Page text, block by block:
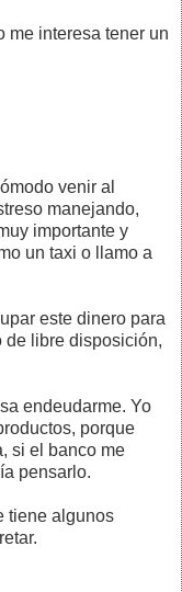
me interesa tener un
venir al
manejando,
importante y
un taxi o llamo a
este dinero para
de libre disposición,
endeudarme. Yo
porque
si el banco me
pensarlo.
tiene algunos